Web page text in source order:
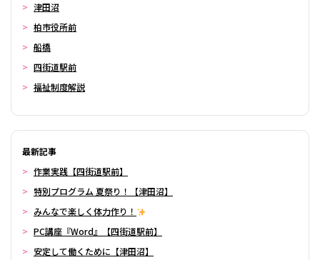
津田沼
柏市役所前
船橋
四街道駅前
福祉制度解説
最新記事
作業実践【四街道駅前】
特別プログラム 夏祭り！【津田沼】
みんなで楽しく体力作り！
PC講座『Word』【四街道駅前】
安定して働くために【津田沼】